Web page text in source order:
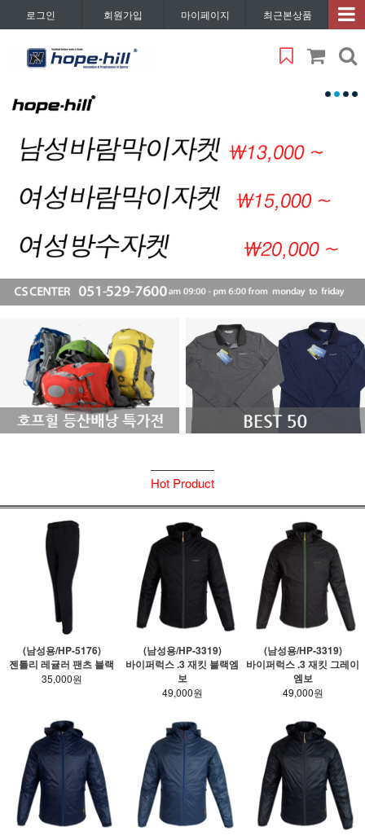
로그인 회원가입 마이페이지 최근본상품
Hot Product
(남성용/HP-5176)
젠틀리 레귤러 팬츠 블랙
35,000원
(남성용/HP-3319)
바이퍼럭스 .3 재킷 블랙엠
보
49,000원
(남성용/HP-3319)
바이퍼럭스 .3 재킷 그레이
엠보
49,000원